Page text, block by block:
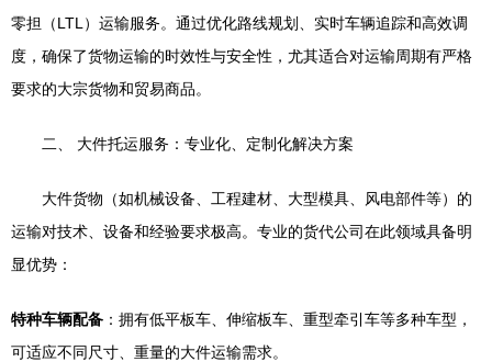
零担（LTL）运输服务。通过优化路线规划、实时车辆追踪和高效调
度，确保了货物运输的时效性与安全性，尤其适合对运输周期有严格
要求的大宗货物和贸易商品。
二、 大件托运服务：专业化、定制化解决方案
大件货物（如机械设备、工程建材、大型模具、风电部件等）的
运输对技术、设备和经验要求极高。专业的货代公司在此领域具备明
显优势：
特种车辆配备 ：拥有低平板车、伸缩板车、重型牵引车等多种车型，
可适应不同尺寸、重量的大件运输需求。